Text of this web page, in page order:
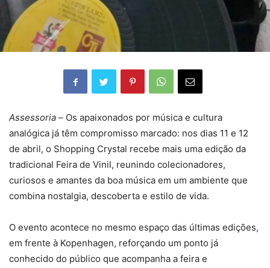
Assessoria – Os apaixonados por música e cultura
analógica já têm compromisso marcado: nos dias 11 e 12
de abril, o Shopping Crystal recebe mais uma edição da
tradicional Feira de Vinil, reunindo colecionadores,
curiosos e amantes da boa música em um ambiente que
combina nostalgia, descoberta e estilo de vida.
O evento acontece no mesmo espaço das últimas edições,
em frente à Kopenhagen, reforçando um ponto já
conhecido do público que acompanha a feira e